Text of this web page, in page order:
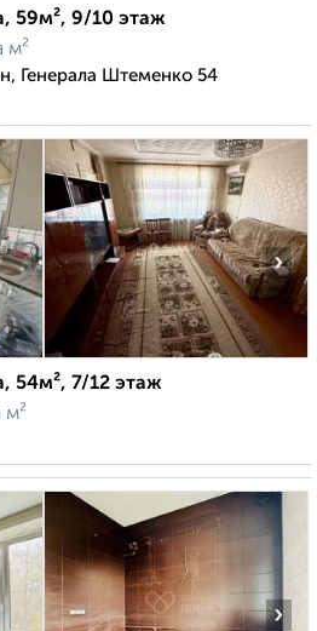
59м², 9/10 этаж
м²
Генерала Штеменко 54
›
54м², 7/12 этаж
м²
›